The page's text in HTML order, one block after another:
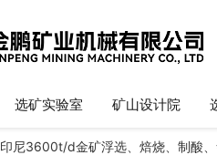
选矿实验室 矿山设计院
印尼3600t/d金矿浮选、焙烧、制酸